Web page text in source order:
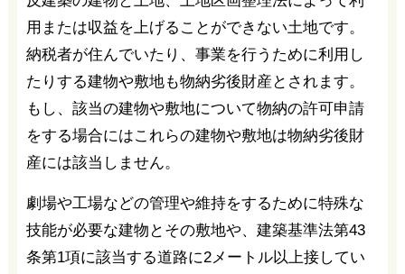
用または収益を上げることができない土地です。
納税者が住んでいたり、事業を行うために利用し
たりする建物や敷地も物納劣後財産とされます。
もし、該当の建物や敷地について物納の許可申請
をする場合にはこれらの建物や敷地は物納劣後財
産には該当しません。
劇場や工場などの管理や維持をするために特殊な
技能が必要な建物とその敷地や、建築基準法第43
条第1項に該当する道路に2メートル以上接してい